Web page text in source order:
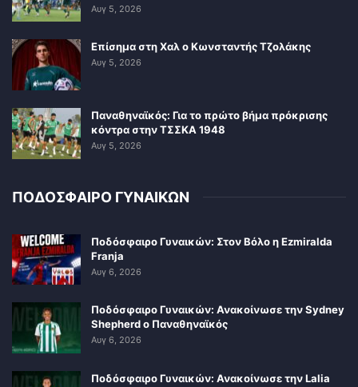
Αυγ 5, 2026
Επίσημα στη Χαλ ο Κωνσταντής Τζολάκης
Αυγ 5, 2026
Παναθηναϊκός: Για το πρώτο βήμα πρόκρισης
κόντρα στην ΤΣΣΚΑ 1948
Αυγ 5, 2026
ΠΟΔΟΣΦΑΙΡΟ ΓΥΝΑΙΚΩΝ
Ποδόσφαιρο Γυναικών: Στον Βόλο η Ezmiralda
Franja
Αυγ 6, 2026
Ποδόσφαιρο Γυναικών: Ανακοίνωσε την Sydney
Shepherd ο Παναθηναϊκός
Αυγ 6, 2026
Ποδόσφαιρο Γυναικών: Ανακοίνωσε την Lalia